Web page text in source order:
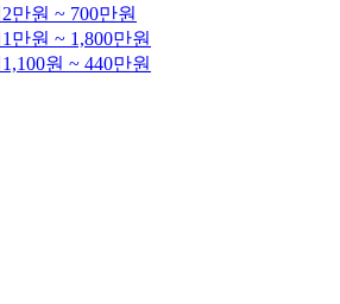
2만원 ~ 700만원
1만원 ~ 1,800만원
1,100원 ~ 440만원